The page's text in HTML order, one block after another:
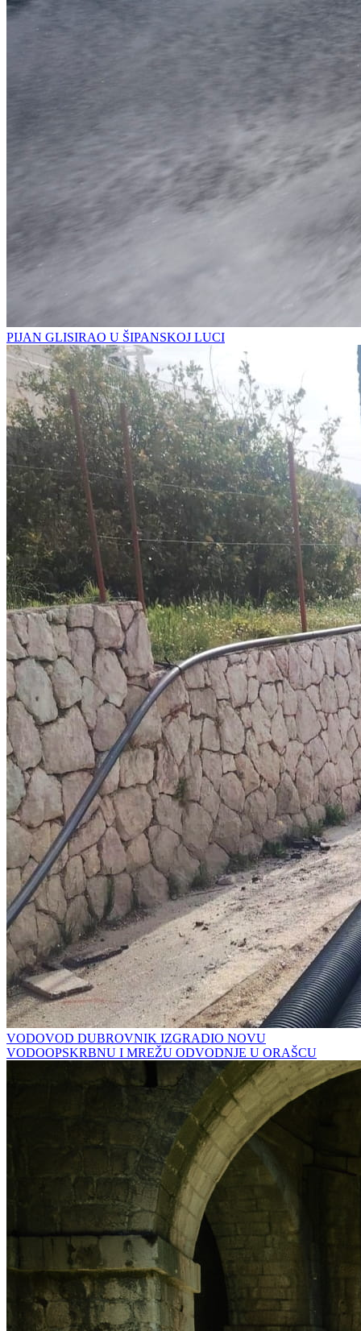
PIJAN GLISIRAO U ŠIPANSKOJ LUCI
VODOVOD DUBROVNIK IZGRADIO NOVU
VODOOPSKRBNU I MREŽU ODVODNJE U ORAŠCU